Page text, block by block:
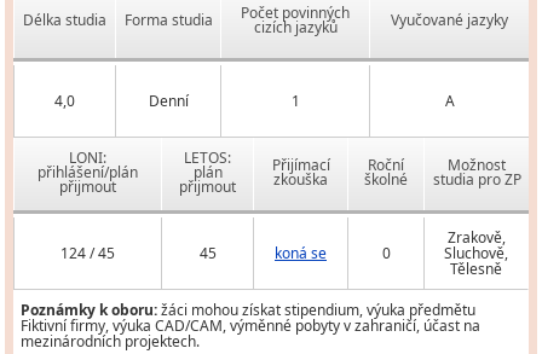
Délka studia Forma studia Počet povinných
cizích jazyků Vyučované jazyky
4,0 Denní 1 A
LONI:
přihlášení/plán
přijmout
LETOS:
plán
přijmout
Přijímací
zkouška
Roční
školné
Možnost
studia pro ZP
124 / 45 45 koná se 0
Zrakově,
Sluchově,
Tělesně
Poznámky k oboru:žáci mohou získat stipendium, výuka předmětu
Fiktivní firmy, výuka CAD/CAM, výměnné pobyty v zahraničí, účast na
mezinárodních projektech.